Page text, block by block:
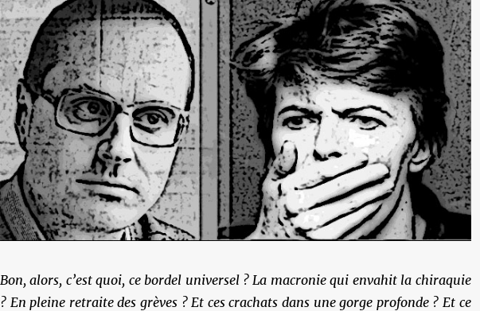
Bon, alors, c’est quoi, ce bordel universel ? La macronie qui envahit la chiraquie
? En pleine retraite des grèves ? Et ces crachats dans une gorge profonde ? Et ce